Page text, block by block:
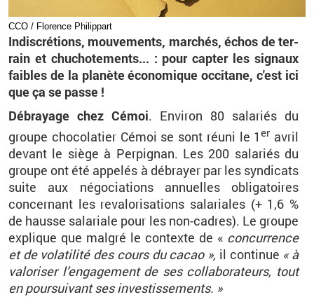
CCO / Flo­rence Phi­lip­part
In­dis­cré­tions, mou­ve­ments, mar­chés, échos de ter­
rain et chu­cho­te­ments... : pour cap­ter les si­gnaux
faibles de la pla­nète éco­no­mique oc­ci­tane, c'est ici
que ça se passe !
Dé­brayage chez Cémoi. En­vi­ron 80 sa­la­riés du
groupe cho­co­la­tier Cémoi se sont réuni le 1er avril
de­vant le siège à Per­pi­gnan. Les 200 sa­la­riés du
groupe ont été ap­pe­lés à dé­brayer par les syn­di­cats
suite aux né­go­cia­tions an­nuelles obli­ga­toires
concer­nant les re­va­lo­ri­sa­tions sa­la­riales (+ 1,6 %
de hausse sa­la­riale pour les non-cadres). Le groupe
ex­plique que mal­gré le contexte de « concur­rence
et de vo­la­ti­lité des cours du cacao », il conti­nue « à
va­lo­ri­ser l’en­ga­ge­ment de ses col­la­bo­ra­teurs, tout
en pour­sui­vant ses in­ves­tis­se­ments. »